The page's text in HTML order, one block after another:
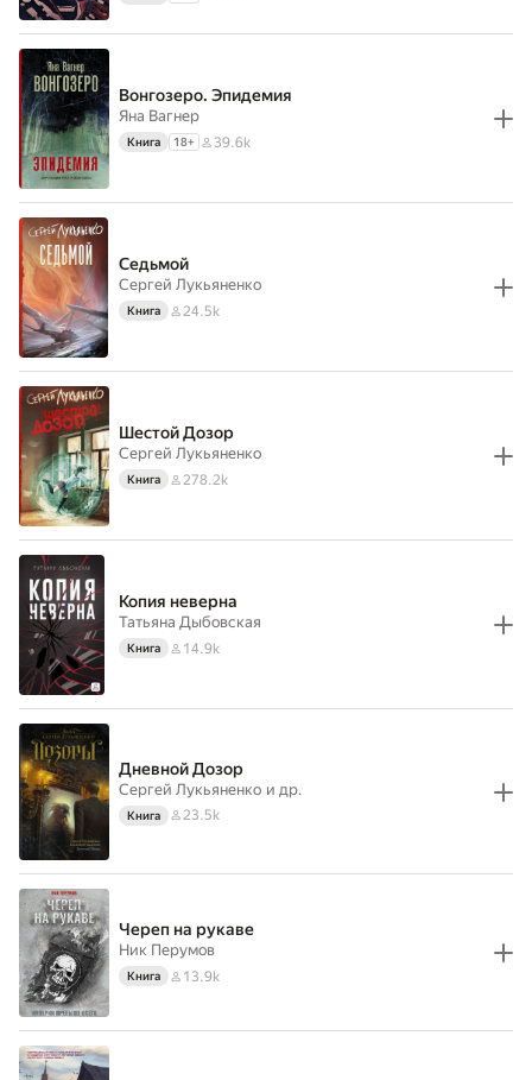
Вонгозеро. Эпидемия
Яна Вагнер
Книга 18+ 39.6k
Седьмой
Сергей Лукьяненко
Книга 24.5k
Шестой Дозор
Сергей Лукьяненко
Книга 278.2k
Копия неверна
Татьяна Дыбовская
Книга 14.9k
Дневной Дозор
Сергей Лукьяненко и др.
Книга 23.5k
Череп на рукаве
Ник Перумов
Книга 13.9k